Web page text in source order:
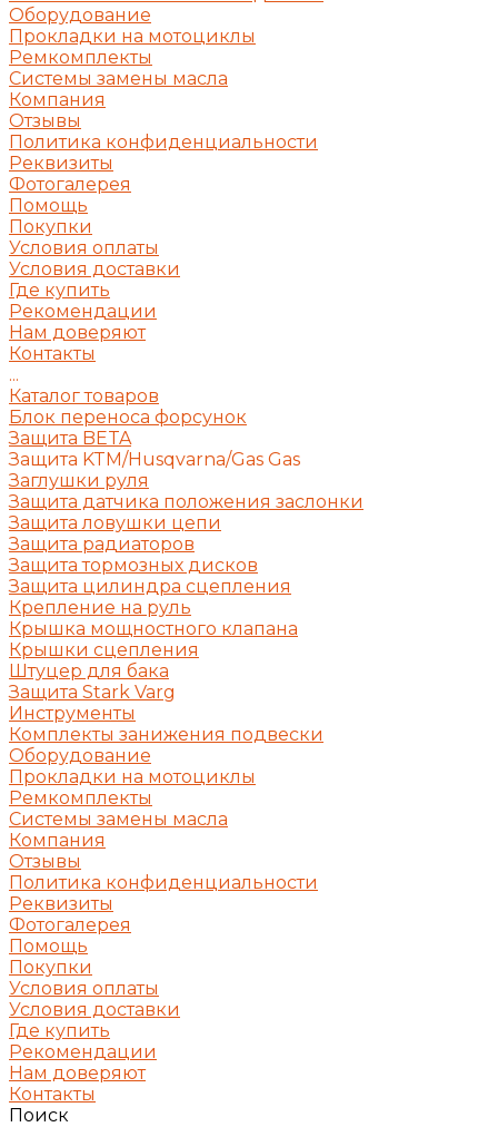
Оборудование
Прокладки на мотоциклы
Ремкомплекты
Системы замены масла
Компания
Отзывы
Политика конфиденциальности
Реквизиты
Фотогалерея
Помощь
Покупки
Условия оплаты
Условия доставки
Где купить
Рекомендации
Нам доверяют
Контакты
...
Каталог товаров
Блок переноса форсунок
Защита BETA
Защита KTM/Husqvarna/Gas Gas
Заглушки руля
Защита датчика положения заслонки
Защита ловушки цепи
Защита радиаторов
Защита тормозных дисков
Защита цилиндра сцепления
Крепление на руль
Крышка мощностного клапана
Крышки сцепления
Штуцер для бака
Защита Stark Varg
Инструменты
Комплекты занижения подвески
Оборудование
Прокладки на мотоциклы
Ремкомплекты
Системы замены масла
Компания
Отзывы
Политика конфиденциальности
Реквизиты
Фотогалерея
Помощь
Покупки
Условия оплаты
Условия доставки
Где купить
Рекомендации
Нам доверяют
Контакты
Поиск